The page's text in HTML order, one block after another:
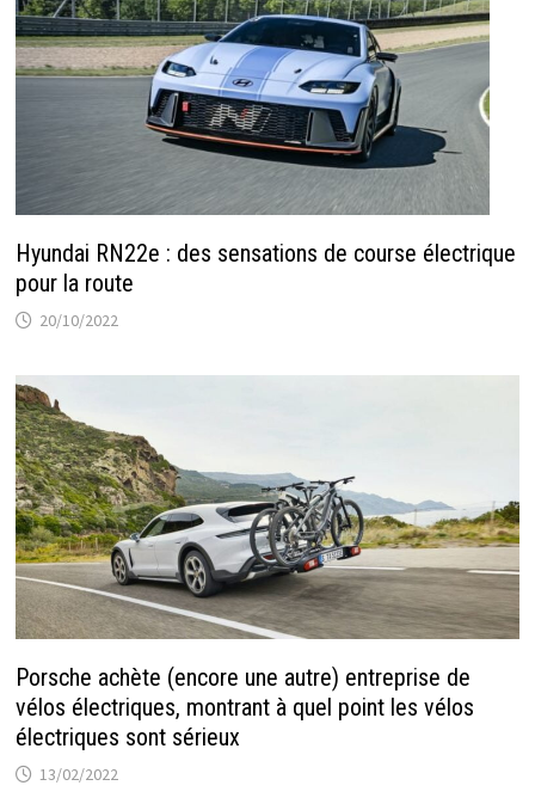
Hyundai RN22e : des sensations de course électrique
pour la route
20/10/2022
Porsche achète (encore une autre) entreprise de
vélos électriques, montrant à quel point les vélos
électriques sont sérieux
13/02/2022